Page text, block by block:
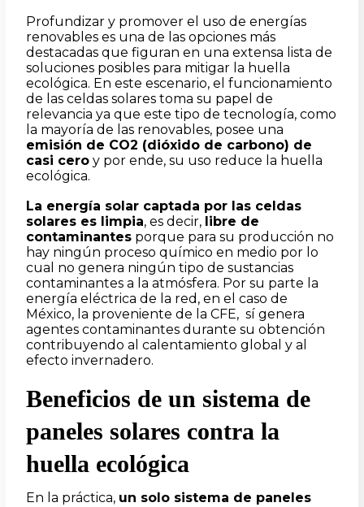
Profundizar y promover el uso de energías
renovables es una de las opciones más
destacadas que figuran en una extensa lista de
soluciones posibles para mitigar la huella
ecológica. En este escenario, el funcionamiento
de las celdas solares toma su papel de
relevancia ya que este tipo de tecnología, como
la mayoría de las renovables, posee una
emisión de CO2 (dióxido de carbono) de
casi cero y por ende, su uso reduce la huella
ecológica.
La energía solar captada por las celdas
solares es limpia, es decir, libre de
contaminantes porque para su producción no
hay ningún proceso químico en medio por lo
cual no genera ningún tipo de sustancias
contaminantes a la atmósfera. Por su parte la
energía eléctrica de la red, en el caso de
México, la proveniente de la CFE, sí genera
agentes contaminantes durante su obtención
contribuyendoal calentamiento global y al
efecto invernadero.
Beneficios de un sistema de
paneles solares contra la
huella ecológica
En la práctica, un solo sistema de paneles